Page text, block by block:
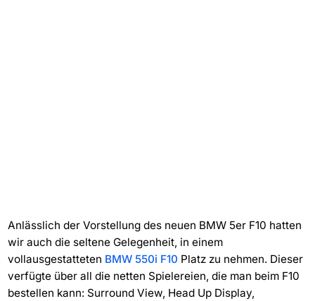
Anlässlich der Vorstellung des neuen BMW 5er F10 hatten
wir auch die seltene Gelegenheit, in einem
vollausgestatteten BMW 550i F10 Platz zu nehmen. Dieser
verfügte über all die netten Spielereien, die man beim F10
bestellen kann: Surround View, Head Up Display,